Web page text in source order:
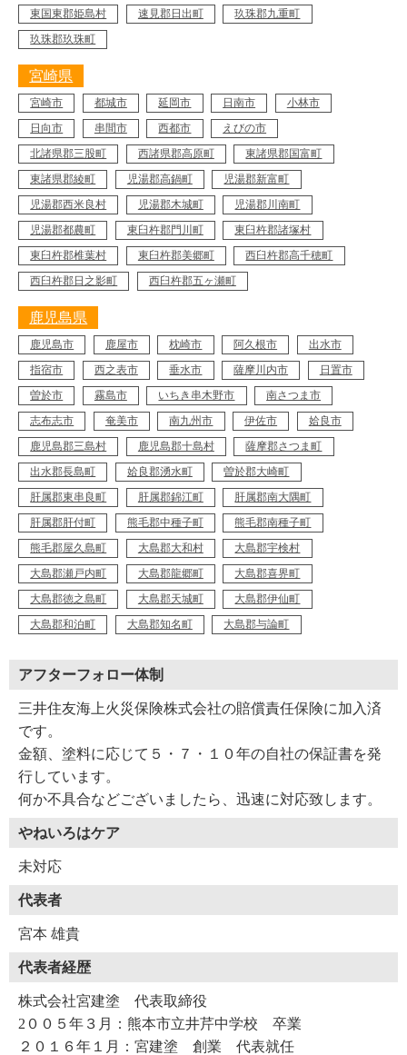
東国東郡姫島村 速見郡日出町
玖珠郡九重町
玖珠郡玖珠町
宮崎県
宮崎市 都城市 延岡市 日南市
小林市
日向市
串間市 西都市
えびの市
北諸県郡三股町
西諸県郡高原町
東諸県郡国富町
東諸県郡綾町
児湯郡高鍋町
児湯郡新富町
児湯郡西米良村
児湯郡木城町
児湯郡川南町
児湯郡都農町
東臼杵郡門川町
東臼杵郡諸塚村
東臼杵郡椎葉村
東臼杵郡美郷町
西臼杵郡高千穂町
西臼杵郡日之影町
西臼杵郡五ヶ瀬町
鹿児島県
鹿児島市 鹿屋市 枕崎市 阿久根市
出水市
指宿市
西之表市 垂水市 薩摩川内市
日置市
曽於市
霧島市 いちき串木野市
南さつま市
志布志市
奄美市 南九州市 伊佐市
姶良市
鹿児島郡三島村
鹿児島郡十島村
薩摩郡さつま町
出水郡長島町
姶良郡湧水町
曽於郡大崎町
肝属郡東串良町
肝属郡錦江町
肝属郡南大隅町
肝属郡肝付町
熊毛郡中種子町
熊毛郡南種子町
熊毛郡屋久島町
大島郡大和村
大島郡宇検村
大島郡瀬戸内町
大島郡龍郷町
大島郡喜界町
大島郡徳之島町
大島郡天城町
大島郡伊仙町
大島郡和泊町
大島郡知名町 大島郡与論町
アフターフォロー体制
三井住友海上火災保険株式会社の賠償責任保険に加入済
です。
金額、塗料に応じて５・７・１０年の自社の保証書を発
行しています。
何か不具合などございましたら、迅速に対応致します。
やねいろはケア
未対応
代表者
宮本 雄貴
代表者経歴
株式会社宮建塗 代表取締役
2００５年３月：熊本市立井芹中学校 卒業
２０１６年１月：宮建塗 創業 代表就任